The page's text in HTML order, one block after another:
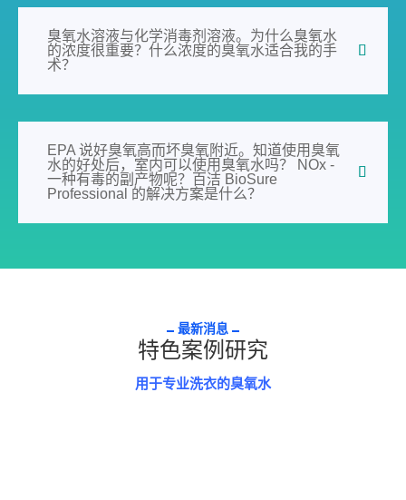
臭氧水溶液与化学消毒剂溶液。为什么臭氧水
的浓度很重要？什么浓度的臭氧水适合我的手
术？
EPA 说好臭氧高而坏臭氧附近。知道使用臭氧
水的好处后，室内可以使用臭氧水吗？ NOx -
一种有毒的副产物呢？百洁 BioSure
Professional 的解决方案是什么？
最新消息
特色案例研究
用于专业洗衣的臭氧水